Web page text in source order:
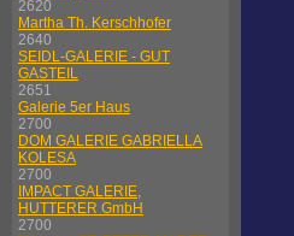
2620
Martha Th. Kerschhofer
2640
SEIDL-GALERIE - GUT
GASTEIL
2651
Galerie 5er Haus
2700
DOM GALERIE GABRIELLA
KOLESA
2700
IMPACT GALERIE,
HUTTERER GmbH
2700